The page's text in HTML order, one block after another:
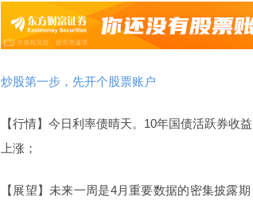
炒股第一步，先开个股票账户
【行情】今日利率债晴天。10年国债活跃券收
上涨；
【展望】未来一周是4月重要数据的密集披露